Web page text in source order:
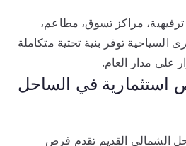
مراكز تسوق، مطاعم،
السياحية توفر بنية تحتية متكاملة
على مدار العام.
في الساحل
الشمالي القديم تقدم فرص